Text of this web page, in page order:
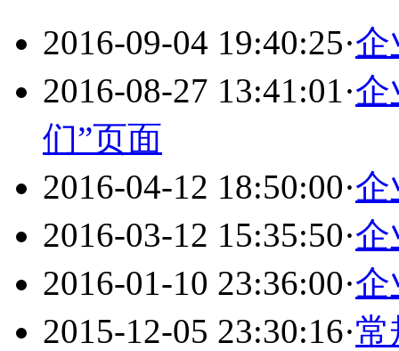
2016-09-04 19:40:25·企
2016-08-27 13:41:01·企
们”页面
2016-04-12 18:50:00·企
2016-03-12 15:35:50·企
2016-01-10 23:36:00·企
2015-12-05 23:30:16·常